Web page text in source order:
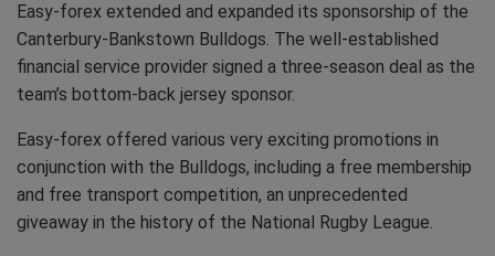
Easy-forex extended and expanded its sponsorship of the
Canterbury-Bankstown Bulldogs. The well-established
financial service provider signed a three-season deal as the
team’s bottom-back jersey sponsor.
Easy-forex offered various very exciting promotions in
conjunction with the Bulldogs, including a free membership
and free transport competition, an unprecedented
giveaway in the history of the National Rugby League.